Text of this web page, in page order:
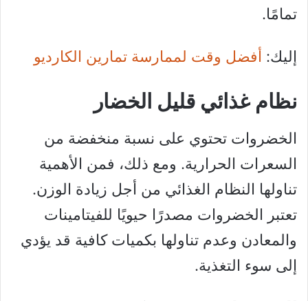
تمامًا.
إليك: أفضل وقت لممارسة تمارين الكارديو
نظام غذائي قليل الخضار
الخضروات تحتوي على نسبة منخفضة من
السعرات الحرارية. ومع ذلك، فمن الأهمية
تناولها النظام الغذائي من أجل زيادة الوزن.
تعتبر الخضروات مصدرًا حيويًا للفيتامينات
والمعادن وعدم تناولها بكميات كافية قد يؤدي
إلى سوء التغذية.